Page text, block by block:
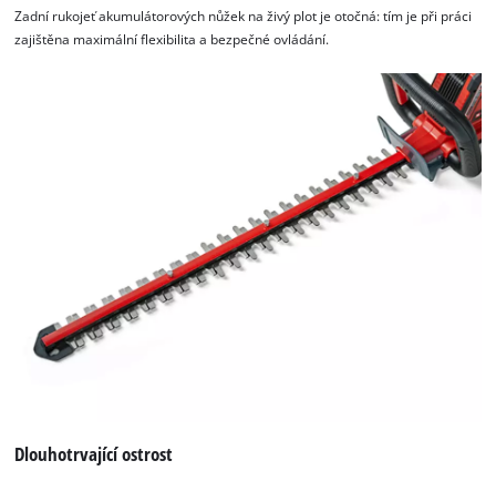
Zadní rukojeť akumulátorových nůžek na živý plot je otočná: tím je při práci
zajištěna maximální flexibilita a bezpečné ovládání.
Dlouhotrvající ostrost